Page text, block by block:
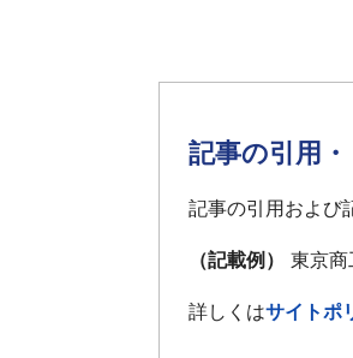
記事の引用
記事の引用および
（記載例） 東京
詳しくはサイトポ